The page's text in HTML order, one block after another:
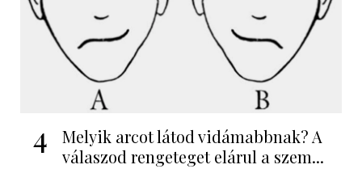
4
Melyik arcot látod vidámabbnak? A
válaszod rengeteget elárul a szem...